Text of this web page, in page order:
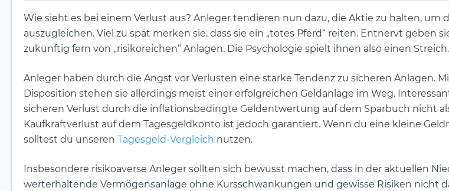
Wie sieht es bei einem Verlust aus? Anleger tendieren nun dazu, die Aktie zu halten, um
auszugleichen. Viel zu spät merken sie, dass sie ein „totes Pferd“ reiten. Entnervt geben
zukünftig fern von „risikoreichen“ Anlagen. Die Psychologie spielt ihnen also einen Streich.
Anleger haben durch die Angst vor Verlusten eine starke Tendenz zu sicheren Anlagen.
Disposition stehen sie allerdings meist einer erfolgreichen Geldanlage im Weg.
sicheren Verlust durch die inflationsbedingte Geldentwertung auf dem Sparbuch nicht
Kaufkraftverlust auf dem Tagesgeldkonto ist jedoch garantiert. Wenn du eine kleine
solltest du unseren Tagesgeld-Vergleich nutzen.
Insbesondere risikoaverse Anleger sollten sich bewusst machen, dass in der aktuellen
werterhaltende Vermögensanlage ohne Kursschwankungen und gewisse Risiken nicht